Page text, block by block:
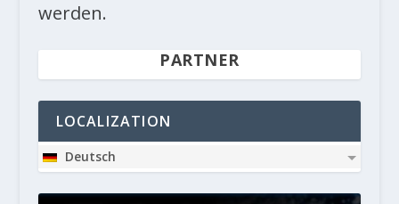
werden.
PARTNER
LOCALIZATION
Deutsch